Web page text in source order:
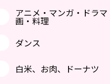
アニメ・マンガ・ドラ
画・料理
ダンス
白米、お肉、ドーナツ